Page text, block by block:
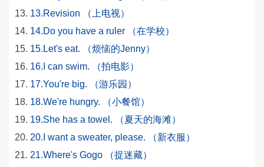
13.Revision （上电视）
14.Do you have a ruler （在学校）
15.Let's eat. （烦恼的Jenny）
16.I can swim. （拍电影）
17.You're big. （游乐园）
18.We're hungry. （小餐馆）
19.She has a towel. （夏天的海滩）
20.I want a sweater, please. （新衣服）
21.Where's Gogo （捉迷藏）